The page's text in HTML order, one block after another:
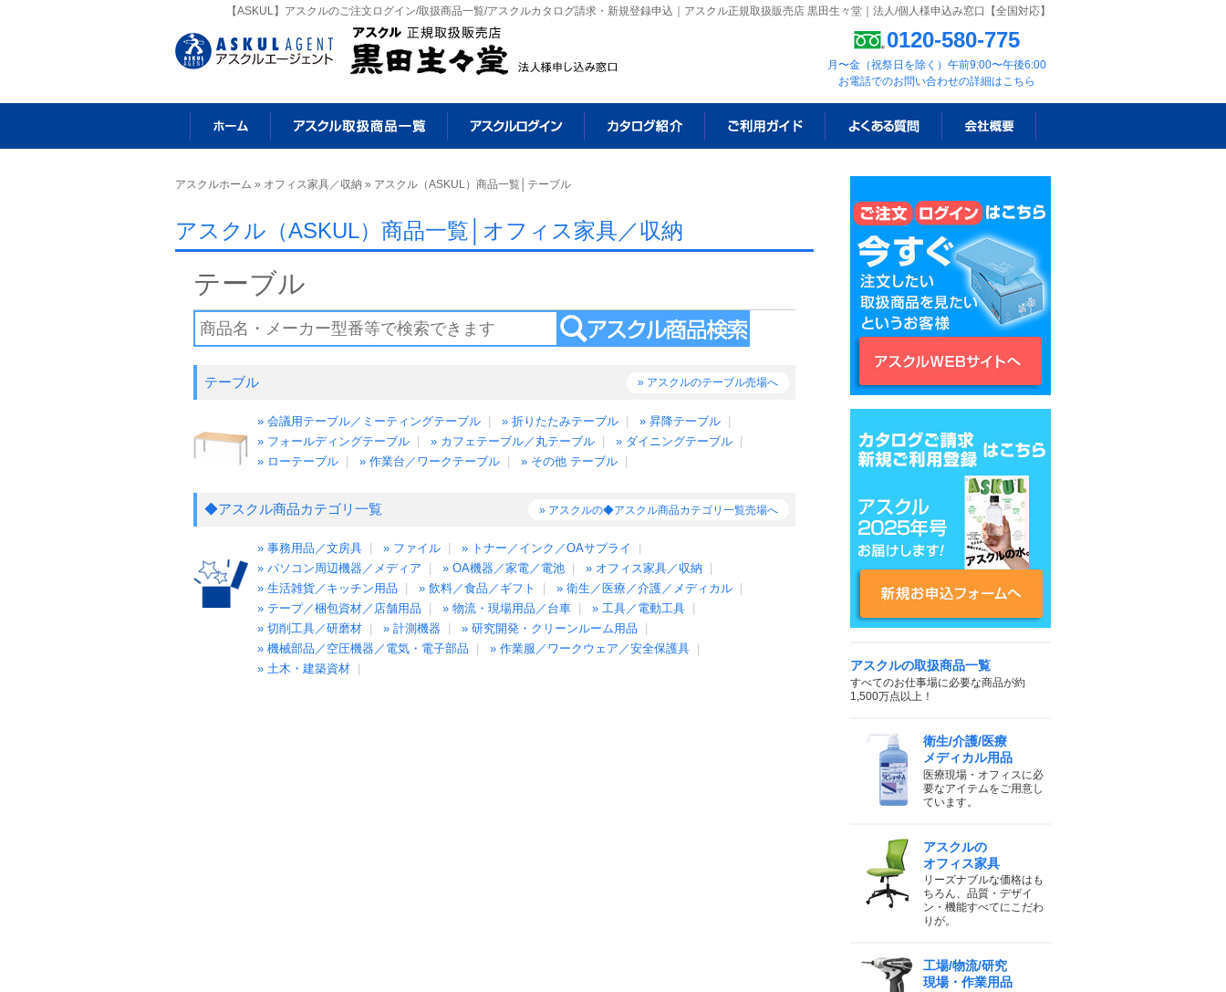
【ASKUL】アスクルのご注文ログイン/取扱商品一覧/アスクルカタログ請求・新規登録申込｜アスクル正規取扱販売店 黒田生々堂｜法人/個人様申込み窓口【全国対応】
0120-580-775
月〜金（祝祭日を除く）午前9:00〜午後6:00
お電話でのお問い合わせの詳細はこちら
アスクルホーム » オフィス家具／収納 » アスクル（ASKUL）商品一覧│テーブル
アスクル（ASKUL）商品一覧│オフィス家具／収納
テーブル
テーブル » アスクルのテーブル売場へ
» 会議用テーブル／ミーティングテーブル » 折りたたみテーブル » 昇降テーブル
» フォールディングテーブル
» カフェテーブル／丸テーブル » ダイニングテーブル
» ローテーブル
» 作業台／ワークテーブル » その他 テーブル
◆アスクル商品カテゴリ一覧 » アスクルの◆アスクル商品カテゴリ一覧売場へ
» 事務用品／文房具 » ファイル » トナー／インク／OAサプライ
» パソコン周辺機器／メディア
» OA機器／家電／電池 » オフィス家具／収納
» 生活雑貨／キッチン用品
» 飲料／食品／ギフト » 衛生／医療／介護／メディカル
» テープ／梱包資材／店舗用品
» 物流・現場用品／台車 » 工具／電動工具
» 切削工具／研磨材
» 計測機器 » 研究開発・クリーンルーム用品
» 機械部品／空圧機器／電気・電子部品
» 作業服／ワークウェア／安全保護具
» 土木・建築資材
アスクルの取扱商品一覧
すべてのお仕事場に必要な商品が約
1,500万点以上！
衛生/介護/医療
メディカル用品
医療現場・オフィスに必
要なアイテムをご用意し
ています。
アスクルの
オフィス家具
リーズナブルな価格はも
ちろん、品質・デザイ
ン・機能すべてにこだわ
りが。
工場/物流/研究
現場・作業用品